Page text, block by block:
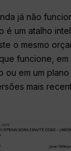
já não
é um atalho
o mesmo
funcione, em
ou em um
mais